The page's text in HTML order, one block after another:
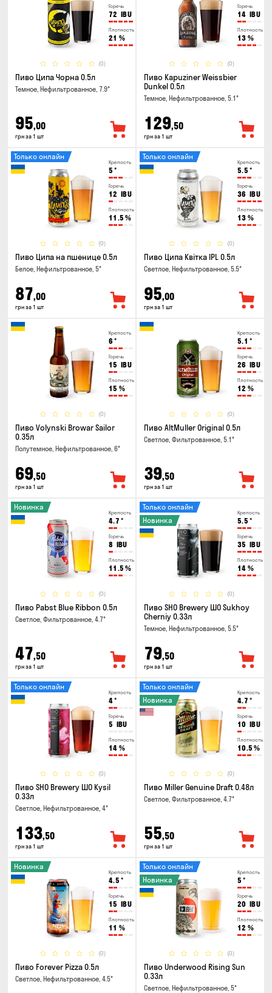
Горечь
72 IBU
Плотность
21 %
(0)
Пиво Ципа Чорна 0.5л
Темное, Нефильтрованное, 7.9°
95,00
грн за 1 шт
Горечь
14 IBU
Плотность
13 %
(0)
Пиво Kapuziner Weissbier
Dunkel 0.5л
Темное, Нефильтрованное, 5.1°
129,50
грн за 1 шт
Крепость
5 °
Горечь
12 IBU
Плотность
11.5 %
(0)
Только онлайн
Пиво Ципа на пшенице 0.5л
Белое, Нефильтрованное, 5°
87,00
грн за 1 шт
Крепость
5.5 °
Горечь
36 IBU
Плотность
13 %
(0)
Только онлайн
Пиво Ципа Квітка IPL 0.5л
Светлое, Нефильтрованное, 5.5°
95,00
грн за 1 шт
Крепость
6 °
Горечь
15 IBU
Плотность
15 %
(0)
Пиво Volynski Browar Sailor
0.35л
Полутемное, Нефильтрованное, 6°
69,50
грн за 1 шт
Крепость
5.1 °
Горечь
26 IBU
Плотность
12 %
(0)
Пиво AltMuller Original 0.5л
Светлое, Фильтрованное, 5.1°
39,50
грн за 1 шт
Крепость
4.7 °
Горечь
8 IBU
Плотность
11.5 %
(0)
Новинка
Пиво Pabst Blue Ribbon 0.5л
Светлое, Фильтрованное, 4.7°
47,50
грн за 1 шт
Крепость
5.5 °
Горечь
35 IBU
Плотность
14 %
(0)
Только онлайн
Новинка
Пиво SHO Brewery ШО Sukhoy
Cherniy 0.33л
Темное, Нефильтрованное, 5.5°
79,50
грн за 1 шт
Крепость
4°
Горечь
5 IBU
Плотность
14 %
(0)
Только онлайн
Пиво SHO Brewery ШО Kysil
0.33л
Светлое, Нефильтрованное, 4°
133,50
грн за 1 шт
Крепость
4.7 °
Горечь
10 IBU
Плотность
10.5 %
(0)
Только онлайн
Новинка
Пиво Miller Genuine Draft 0.48л
Светлое, Фильтрованное, 4.7°
55,50
грн за 1 шт
Крепость
4.5 °
Горечь
15 IBU
Плотность
11 %
(0)
Новинка
Пиво Forever Pizza 0.5л
Светлое, Нефильтрованное, 4.5°
Крепость
5 °
Горечь
20 IBU
Плотность
12 %
(0)
Только онлайн
Новинка
Пиво Underwood Rising Sun
0.33л
Светлое, Нефильтрованное, 5°